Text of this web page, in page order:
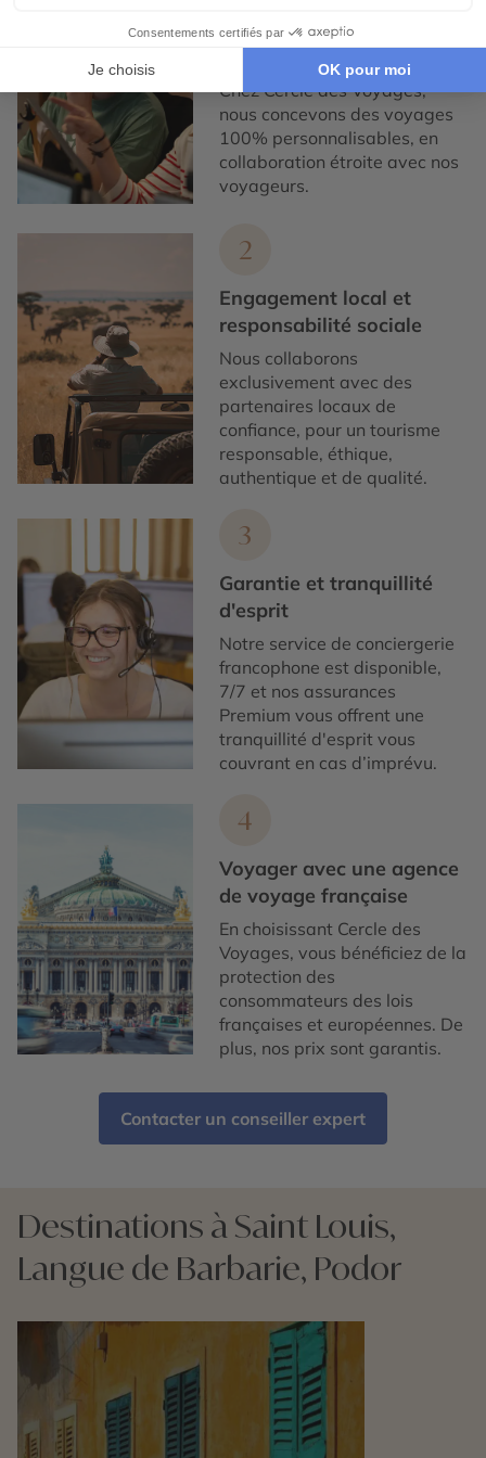
Expertise et co-
Chez Cercle des Voyages,
nous concevons des voyages
100% personnalisables, en
collaboration étroite avec nos
voyageurs.
2
Engagement local et
responsabilité sociale
Nous collaborons
exclusivement avec des
partenaires locaux de
confiance, pour un tourisme
responsable, éthique,
authentique et de qualité.
3
Garantie et tranquillité
d'esprit
Notre service de conciergerie
francophone est disponible,
7/7 et nos assurances
Premium vous offrent une
tranquillité d'esprit vous
couvrant en cas d’imprévu.
4
Voyager avec une agence
de voyage française
En choisissant Cercle des
Voyages, vous bénéficiez de la
protection des
consommateurs des lois
françaises et européennes. De
plus, nos prix sont garantis.
Contacter un conseiller expert
Destinations à Saint Louis,
Langue de Barbarie, Podor